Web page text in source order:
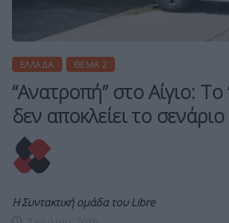
ΕΛΛΆΔΑ ΘΈΜΑ 2
“Ανατροπή” στο Αίγιο: Το
δεν αποκλείει το σενάριο
Η Συντακτική ομάδα του Libre